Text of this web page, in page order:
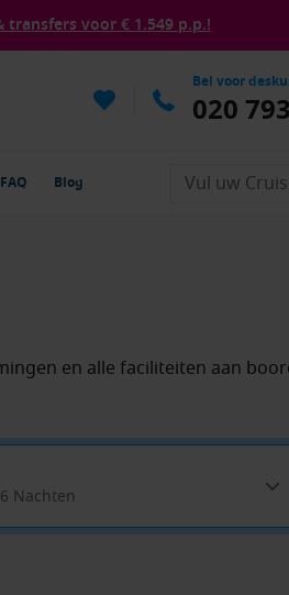
voor € 1.549 p.p.!
Bel voor
020
Blog
en alle faciliteiten aan
Nachten